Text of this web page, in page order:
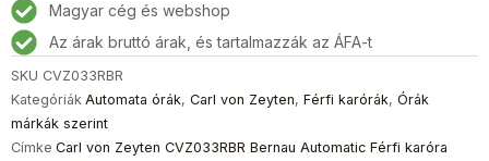
3ATM
mennyiség
Magyar cég és webshop
Az árak bruttó árak, és tartalmazzák az ÁFA-t
SKU CVZ033RBR
Kategóriák Automata órák, Carl von Zeyten, Férfi karórák, Órák
márkák szerint
Címke Carl von Zeyten CVZ033RBR Bernau Automatic Férfi karóra